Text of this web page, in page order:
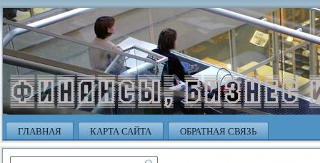
ГЛАВНАЯ КАРТА САЙТА ОБРАТНАЯ СВЯЗЬ